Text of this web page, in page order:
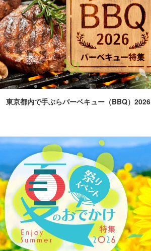
東京都内で手ぶらバーベキュー（BBQ）2026